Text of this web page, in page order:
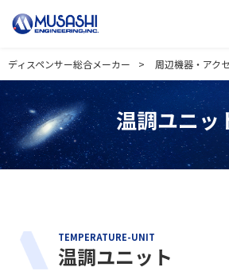
ディスペンサー総合メーカー 周辺機器・アク
温調ユニッ
TEMPERATURE-UNIT
温調ユニット